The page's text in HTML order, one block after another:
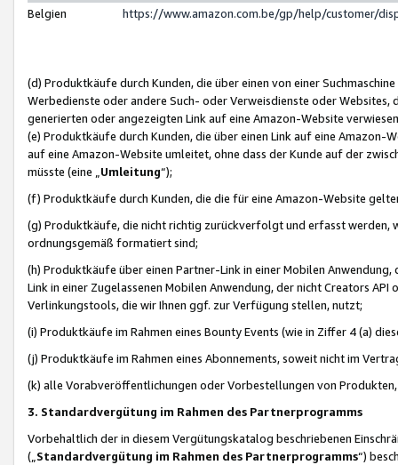
Belgien
https://www.amazon.com.be/gp/help/customer/
(d) Produktkäufe durch Kunden, die über einen von einer
Werbedienste oder andere Such- oder Verweisdienste oder Websites,
generierten oder angezeigten Link auf eine Amazon-Website
(e) Produktkäufe durch Kunden, die über einen Link auf eine
auf eine Amazon-Website umleitet, ohne dass der Kunde auf der
müsste (eine „ Umleitung“);
(f) Produktkäufe durch Kunden, die die für eine Amazon-Website
(g) Produktkäufe, die nicht richtig zurückverfolgt und erfasst werden,
ordnungsgemäß formatiert sind;
(h) Produktkäufe über einen Partner-Link in einer Mobilen
Link in einer Zugelassenen Mobilen Anwendung, der nicht Creators
Verlinkungstools, die wir Ihnen ggf. zur Verfügung stellen, nutzt;
(i) Produktkäufe im Rahmen eines Bounty Events (wie in Ziffer 4 (a)
(j) Produktkäufe im Rahmen eines Abonnements, soweit nicht im
(k) alle Vorabveröffentlichungen oder Vorbestellungen von
3. Standardvergütung im Rahmen des Partnerprogramms
Vorbehaltlich der in diesem Vergütungskatalog beschriebenen
(„ Standardvergütung im Rahmen des Partnerprogramms“)